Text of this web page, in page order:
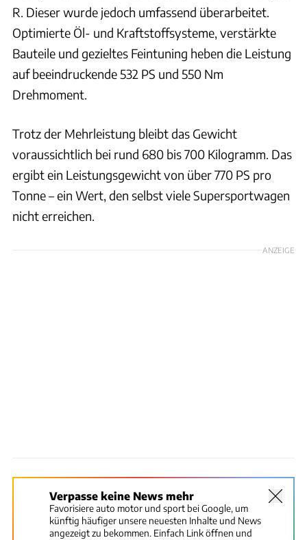
R. Dieser wurde jedoch umfassend überarbeitet.
Optimierte Öl- und Kraftstoffsysteme, verstärkte
Bauteile und gezieltes Feintuning heben die Leistung
auf beeindruckende 532 PS und 550 Nm
Drehmoment.
Trotz der Mehrleistung bleibt das Gewicht
voraussichtlich bei rund 680 bis 700 Kilogramm. Das
ergibt ein Leistungsgewicht von über 770 PS pro
Tonne – ein Wert, den selbst viele Supersportwagen
nicht erreichen.
ANZEIGE
Verpasse keine News mehr
Favorisiere auto motor und sport bei Google, um
künftig häufiger unsere neuesten Inhalte und News
angezeigt zu bekommen. Einfach Link öffnen und